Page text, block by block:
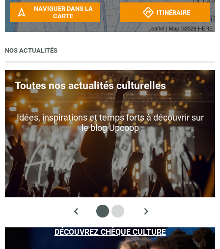
Leaflet | Map ©2026 HERE
NAVIGUER DANS LA
CARTE
ITINÉRAIRE
NOS ACTUALITÉS
Toutes nos actualités culturelles
Idées, inspirations et temps forts à découvrir sur
le blog Upcoop
DÉCOUVREZ CHÈQUE CULTURE